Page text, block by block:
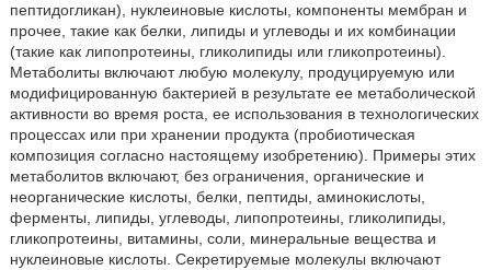
пептидогликан), нуклеиновые кислоты, компоненты мембран и
прочее, такие как белки, липиды и углеводы и их комбинации
(такие как липопротеины, гликолипиды или гликопротеины).
Метаболиты включают любую молекулу, продуцируемую или
модифицированную бактерией в результате ее метаболической
активности во время роста, ее использования в технологических
процессах или при хранении продукта (пробиотическая
композиция согласно настоящему изобретению). Примеры этих
метаболитов включают, без ограничения, органические и
неорганические кислоты, белки, пептиды, аминокислоты,
ферменты, липиды, углеводы, липопротеины, гликолипиды,
гликопротеины, витамины, соли, минеральные вещества и
нуклеиновые кислоты. Секретируемые молекулы включают